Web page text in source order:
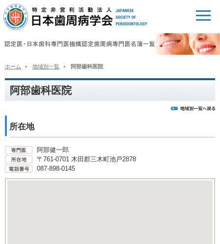
ホーム 地域別一覧 阿部歯科医院
阿部歯科医院
所在地
阿部健一郎
〒761-0701 木田郡三木町池戸2878
087-898-0145